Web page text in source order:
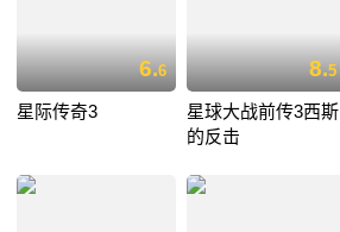
6.6
星际传奇3
8.5
星球大战前传3西斯
的反击